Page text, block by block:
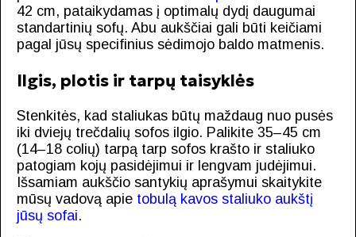
42 cm, pataikydamas į optimalų dydį daugumai
standartinių sofų. Abu aukščiai gali būti keičiami
pagal jūsų specifinius sėdimojo baldo matmenis.
Ilgis, plotis ir tarpų taisyklės
Stenkitės, kad staliukas būtų maždaug nuo pusės
iki dviejų trečdalių sofos ilgio. Palikite 35–45 cm
(14–18 colių) tarpą tarp sofos krašto ir staliuko
patogiam kojų pasidėjimui ir lengvam judėjimui.
Išsamiam aukščio santykių aprašymui skaitykite
mūsų vadovą apie tobulą kavos staliuko aukštį
jūsų sofai.